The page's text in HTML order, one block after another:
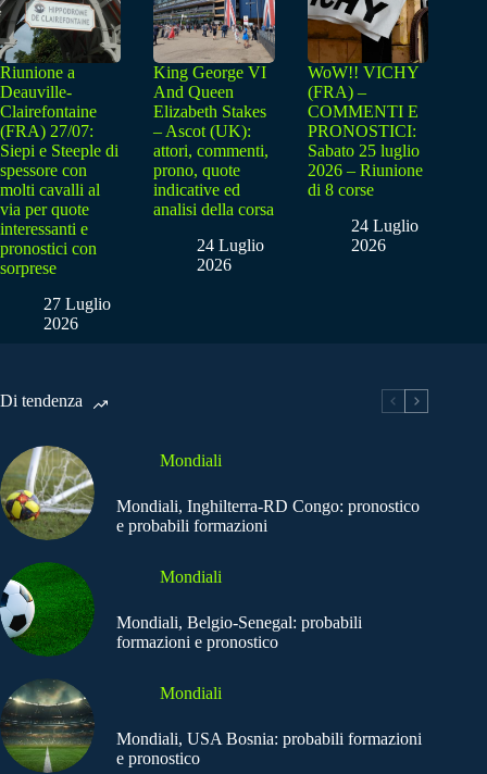
Riunione a
Deauville-
Clairefontaine
(FRA) 27/07:
Siepi e Steeple di
spessore con
molti cavalli al
via per quote
interessanti e
pronostici con
sorprese
27 Luglio
2026
King George VI
And Queen
Elizabeth Stakes
– Ascot (UK):
attori, commenti,
prono, quote
indicative ed
analisi della corsa
24 Luglio
2026
WoW!! VICHY
(FRA) –
COMMENTI E
PRONOSTICI:
Sabato 25 luglio
2026 – Riunione
di 8 corse
24 Luglio
2026
Di tendenza
Mondiali
Mondiali, Inghilterra-RD Congo: pronostico
e probabili formazioni
Mondiali
Mondiali, Belgio-Senegal: probabili
formazioni e pronostico
Mondiali
Mondiali, USA Bosnia: probabili formazioni
e pronostico